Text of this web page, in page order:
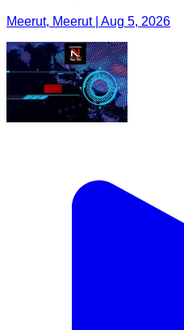
Meerut, Meerut | Aug 5, 2026